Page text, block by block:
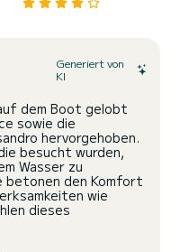
Generiert von
KI
dem Boot gelobt
sowie die
hervorgehoben.
besucht wurden,
Wasser zu
betonen den Komfort
wie
dieses